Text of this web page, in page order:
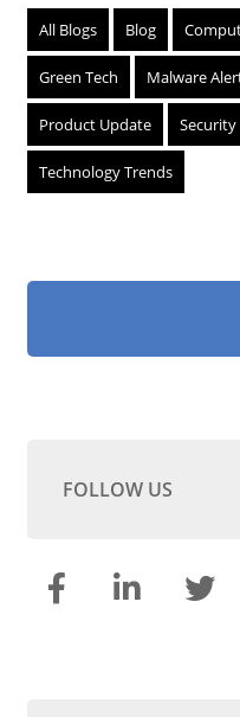
All Blogs Blog
Green Tech Malware
Product Update Security
Technology Trends
FOLLOW US